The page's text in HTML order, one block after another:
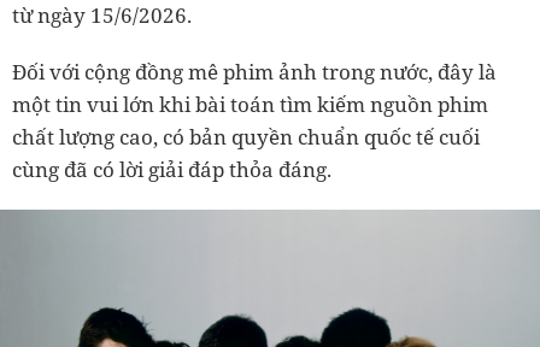
từ ngày 15/6/2026.
Đối với cộng đồng mê phim ảnh trong nước, đây là
một tin vui lớn khi bài toán tìm kiếm nguồn phim
chất lượng cao, có bản quyền chuẩn quốc tế cuối
cùng đã có lời giải đáp thỏa đáng.